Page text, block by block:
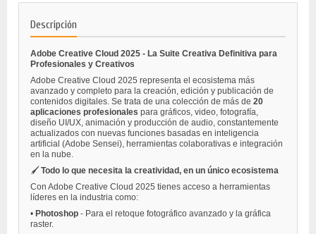
Descripción
Adobe Creative Cloud 2025 - La Suite Creativa Definitiva para
Profesionales y Creativos
Adobe Creative Cloud 2025 representa el ecosistema más
avanzado y completo para la creación, edición y publicación de
contenidos digitales. Se trata de una colección de más de 20
aplicaciones profesionales para gráficos, video, fotografía,
diseño UI/UX, animación y producción de audio, constantemente
actualizados con nuevas funciones basadas en inteligencia
artificial (Adobe Sensei), herramientas colaborativas e integración
en la nube.
🖌️ Todo lo que necesita la creatividad, en un único ecosistema
Con Adobe Creative Cloud 2025 tienes acceso a herramientas
líderes en la industria como:
• Photoshop - Para el retoque fotográfico avanzado y la gráfica
raster.